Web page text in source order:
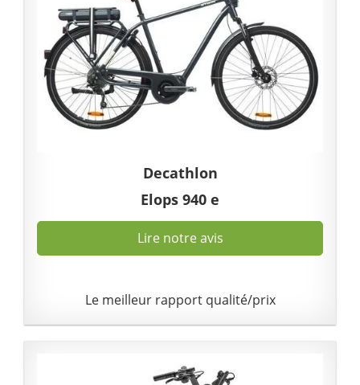
Decathlon
Elops 940 e
Lire notre avis
Le meilleur rapport qualité/prix